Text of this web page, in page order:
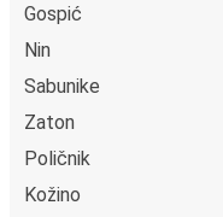
Gospić
Nin
Sabunike
Zaton
Poličnik
Kožino